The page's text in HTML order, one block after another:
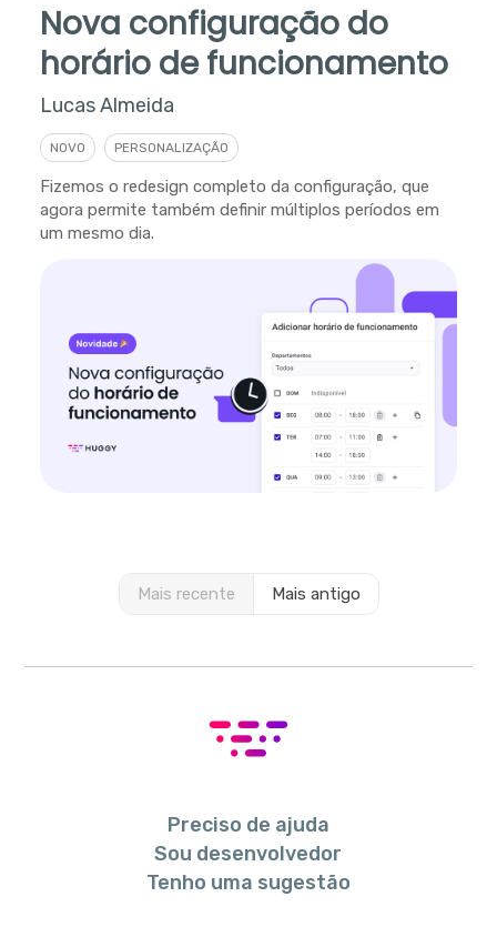
Nova configuração do
horário de funcionamento
Lucas Almeida
NOVO PERSONALIZAÇÃO
Fizemos o redesign completo da configuração, que
agora permite também definir múltiplos períodos em
um mesmo dia.
Mais recente Mais antigo
Preciso de ajuda
Sou desenvolvedor
Tenho uma sugestão